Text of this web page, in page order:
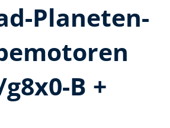
Planeten-
B +